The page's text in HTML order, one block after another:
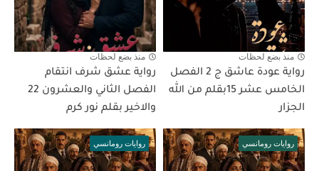
منذ بضع لحظات
رواية عودة عاشق ج 2 الفصل
الخامس عشر 15بقلم من الله
الجزار
منذ بضع لحظات
رواية عشق شرف انتقام
الفصل الثاني والعشرون 22
والاخير بقلم نور كرم
روايات رومانسي روايات رومانسي